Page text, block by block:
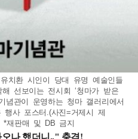
치환 시인이 당대 유명 예술인들
선보이는 전시회 ‘청마가 받은
념관이 운영하는 청마 갤러리에서
행사 포스터.(사진=거제시 제
*재판매 및 DB 금지